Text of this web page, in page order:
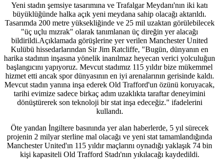
Yeni stadın şemsiye tasarımına ve Trafalgar Meydanı'nın iki katı
büyüklüğünde halka açık yeni meydana sahip olacağı aktarıldı.
Tasarımda 200 metre yüksekliğinde ve 25 mil uzaktan görülebilecek
"üç uçlu mızrak" olarak tanımlanan üç direğin yer alacağı
bildirildi.Açıklamada görüşlerine yer verilen Manchester United
Kulübü hissedarlarından Sir Jim Ratcliffe, "Bugün, dünyanın en
harika stadının inşasına yönelik inanılmaz heyecan verici yolculuğun
başlangıcını yapıyoruz. Mevcut stadımız 115 yıldır bize mükemmel
hizmet etti ancak spor dünyasının en iyi arenalarının gerisinde kaldı.
Mevcut stadın yanına inşa ederek Old Trafford'un özünü koruyacak,
tarihi evimize sadece birkaç adım uzaklıkta taraftar deneyimini
dönüştürerek son teknoloji bir stat inşa edeceğiz." ifadelerini
kullandı.
Öte yandan İngiltere basınında yer alan haberlerde, 5 yıl sürecek
projenin 2 milyar sterline mal olacağı ve yeni stat tamamlandığında
Manchester United'ın 115 yıldır maçlarını oynadığı yaklaşık 74 bin
kişi kapasiteli Old Trafford Stadı'nın yıkılacağı kaydedildi.